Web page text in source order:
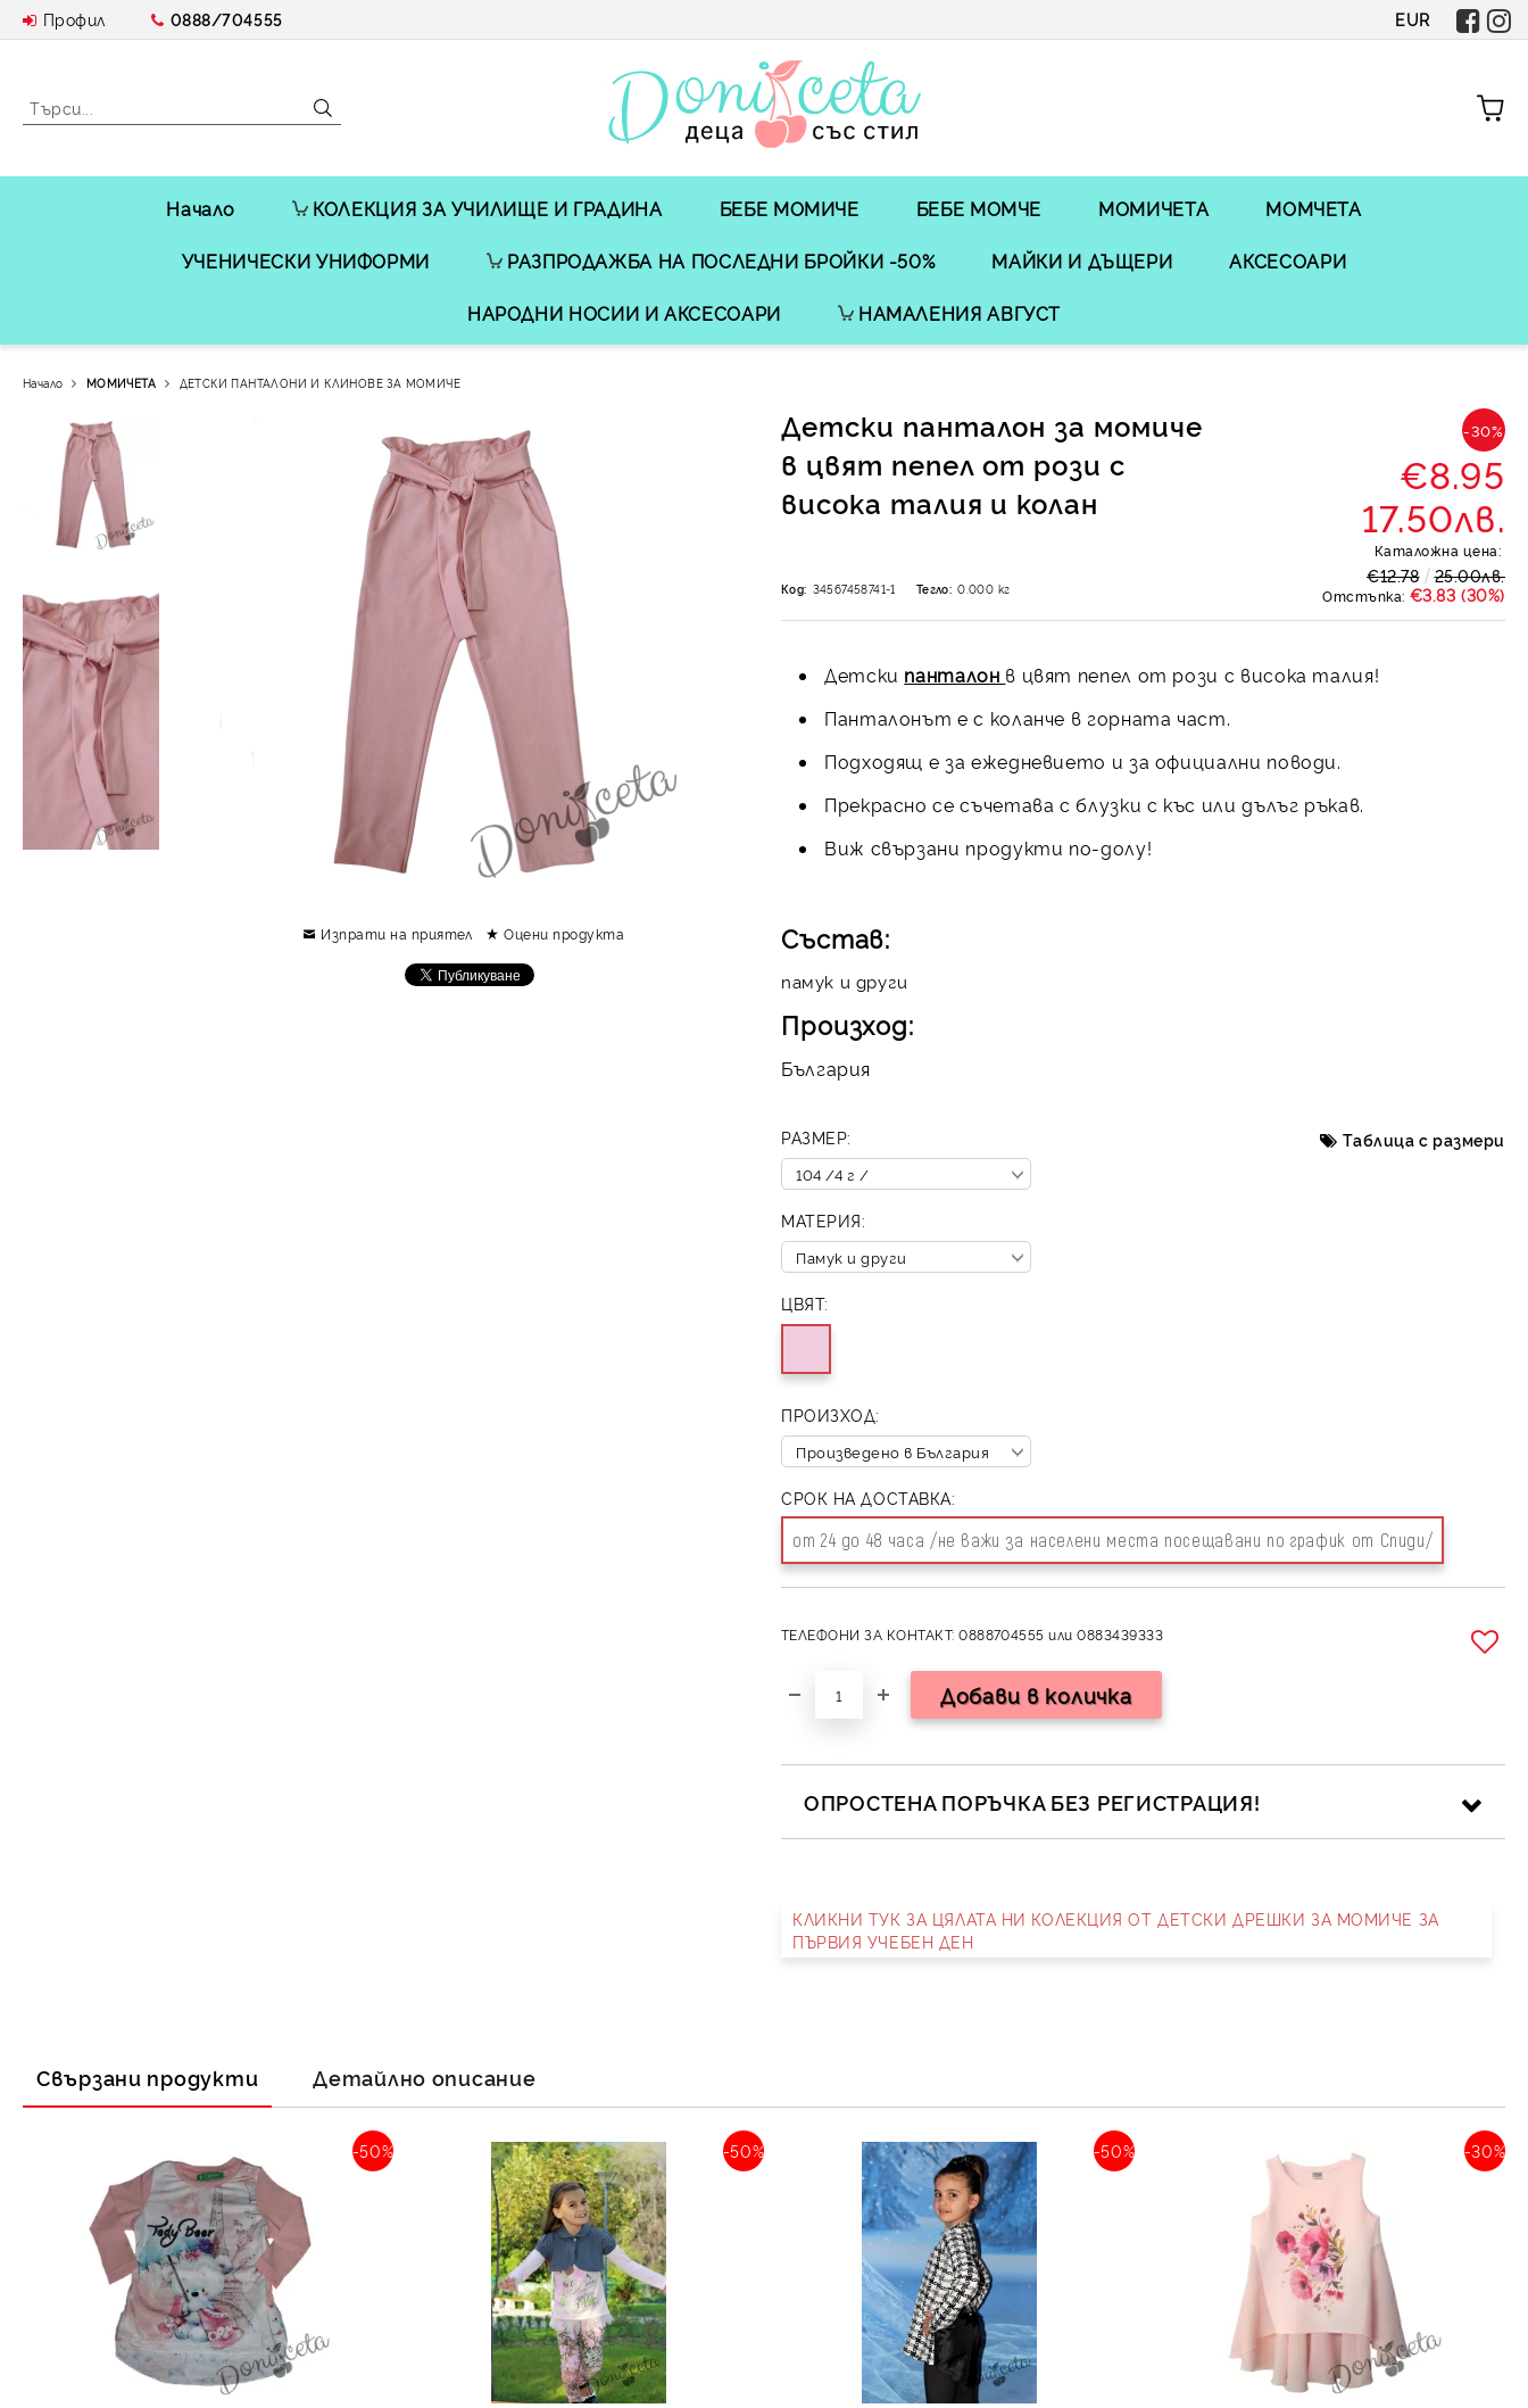
Профил 0888/704555 EUR
Начало КОЛЕКЦИЯ ЗА УЧИЛИЩЕ И ГРАДИНА БЕБЕ МОМИЧЕ БЕБЕ МОМЧЕ МОМИЧЕТА МОМЧЕТА
УЧЕНИЧЕСКИ УНИФОРМИ РАЗПРОДАЖБА НА ПОСЛЕДНИ БРОЙКИ -50% МАЙКИ И ДЪЩЕРИ АКСЕСОАРИ
НАРОДНИ НОСИИ И АКСЕСОАРИ НАМАЛЕНИЯ АВГУСТ
Начало МОМИЧЕТА ДЕТСКИ ПАНТАЛОНИ И КЛИНОВЕ ЗА МОМИЧЕ
Детски панталон за момиче
в цвят пепел от рози с
висока талия и колан
-30%
€8.95
17.50лв.
Каталожна цена:
€12.78 25.00лв.
Отстъпка: €3.83 (30%)
Код: 34567458741-1 Тегло: 0.000 кг
Детски панталон в цвят пепел от рози с висока талия!
Панталонът е с коланче в горната част.
Подходящ е за ежедневието и за официални поводи.
Прекрасно се съчетава с блузки с къс или дълъг ръкав.
Виж свързани продукти по-долу!
Състав:
памук и други
Произход:
България
РАЗМЕР: Таблица с размери
МАТЕРИЯ:
ЦВЯТ:
ПРОИЗХОД:
СРОК НА ДОСТАВКА:
от 24 до 48 часа /не важи за населени места посещавани по график от Спиди/
ТЕЛЕФОНИ ЗА КОНТАКТ: 0888704555 или 0883439333
ОПРОСТЕНА ПОРЪЧКА БЕЗ РЕГИСТРАЦИЯ!
Съгласен съм сПолитика за личните данни
Ние ще се свържем с вас в рамките на работния ден.
КЛИКНИ ТУК ЗА ЦЯЛАТА НИ КОЛЕКЦИЯ ОТ ДЕТСКИ ДРЕШКИ ЗА МОМИЧЕ ЗА
ПЪРВИЯ УЧЕБЕН ДЕН
Изпрати на приятел Оцени продукта
Свързани продукти Детайлно описание
-50% -50% -50% -30%